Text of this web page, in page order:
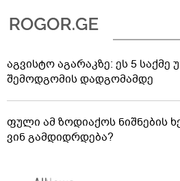
აგვისტო აგარაკზე: ეს 5
შემოდგომის დადგომამდე
ფული ამ ზოდიაქოს ნიშნების
ვინ გამდიდრდება?